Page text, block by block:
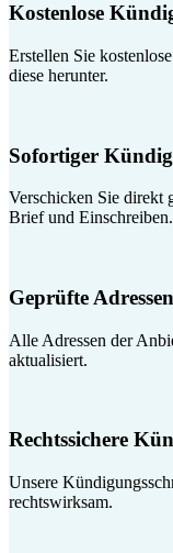
Kostenlose
Erstellen Sie
diese herunter.
Sofortiger
Verschicken Sie direkt
Brief und Einschreiben.
Geprüfte Adressen
Alle Adressen der
aktualisiert.
Rechtssichere
Unsere
rechtswirksam.